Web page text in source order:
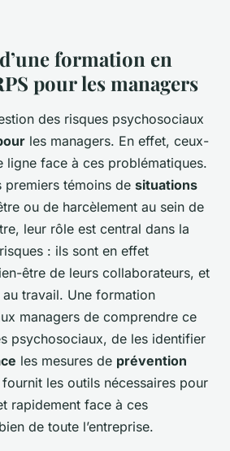
formation en
pour les managers
des risques psychosociaux
les managers. En effet, ceux-
ligne face à ces problématiques.
premiers témoins de situations
ou de harcèlement au sein de
leur rôle est central dans la
: ils sont en effet
être de leurs collaborateurs, et
travail. Une formation
managers de comprendre ce
psychosociaux, de les identifier
les mesures de prévention
les outils nécessaires pour
rapidement face à ces
de toute l’entreprise.